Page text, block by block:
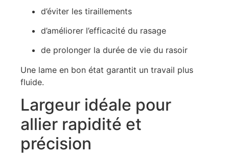
d’éviter les tiraillements
d’améliorer l’efficacité du rasage
de prolonger la durée de vie du rasoir
Une lame en bon état garantit un travail plus
fluide.
Largeur idéale pour
allier rapidité et
précision